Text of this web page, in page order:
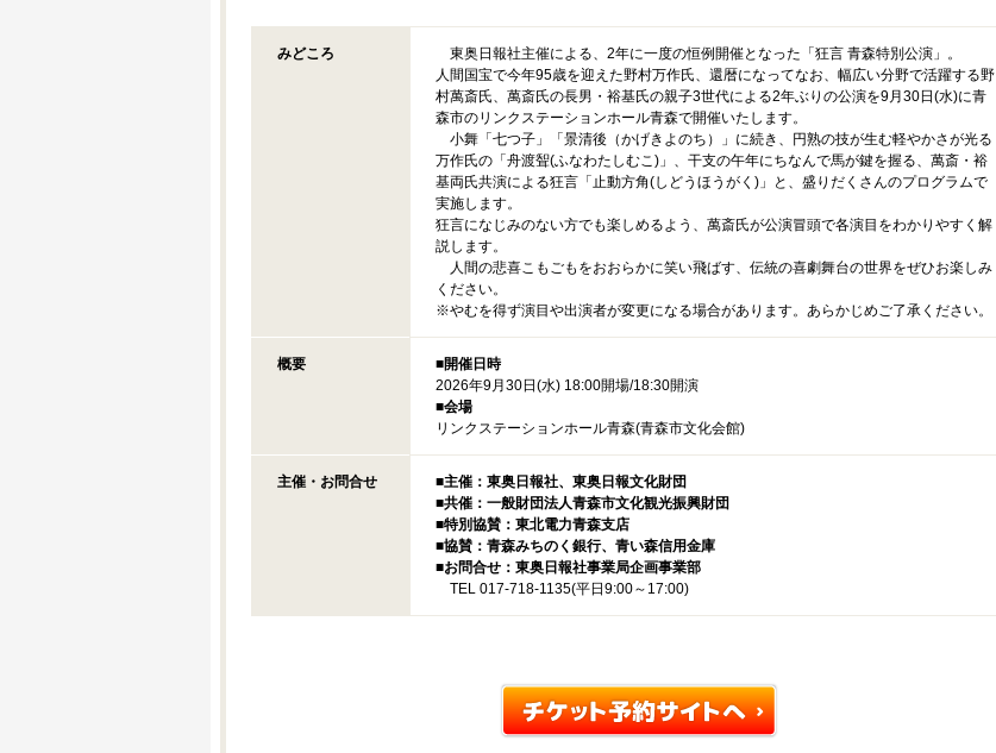
みどころ
東奥日報社主催による、2年に一度の恒例開催となった「狂言 青森特別公演」。
人間国宝で今年95歳を迎えた野村万作氏、還暦になってなお、幅広い分野で活躍する野
村萬斎氏、萬斎氏の長男・裕基氏の親子3世代による2年ぶりの公演を9月30日(水)に青
森市のリンクステーションホール青森で開催いたします。
小舞「七つ子」「景清後（かげきよのち）」に続き、円熟の技が生む軽やかさが光る
万作氏の「舟渡聟(ふなわたしむこ)」、干支の午年にちなんで馬が鍵を握る、萬斎・裕
基両氏共演による狂言「止動方角(しどうほうがく)」と、盛りだくさんのプログラムで
実施します。
狂言になじみのない方でも楽しめるよう、萬斎氏が公演冒頭で各演目をわかりやすく解
説します。
人間の悲喜こもごもをおおらかに笑い飛ばす、伝統の喜劇舞台の世界をぜひお楽しみ
ください。
※やむを得ず演目や出演者が変更になる場合があります。あらかじめご了承ください。
概要 ■開催日時
2026年9月30日(水) 18:00開場/18:30開演
■会場
リンクステーションホール青森(青森市文化会館)
主催・お問合せ ■主催：東奥日報社、東奥日報文化財団
■共催：一般財団法人青森市文化観光振興財団
■特別協賛：東北電力青森支店
■協賛：青森みちのく銀行、青い森信用金庫
■お問合せ：東奥日報社事業局企画事業部
TEL 017-718-1135(平日9:00～17:00)